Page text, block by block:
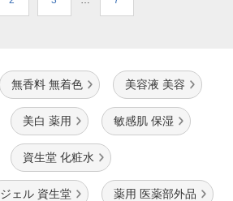
無香料 無着色 美容液 美容
美白 薬用 敏感肌 保湿
資生堂 化粧水
ジェル 資生堂 薬用 医薬部外品